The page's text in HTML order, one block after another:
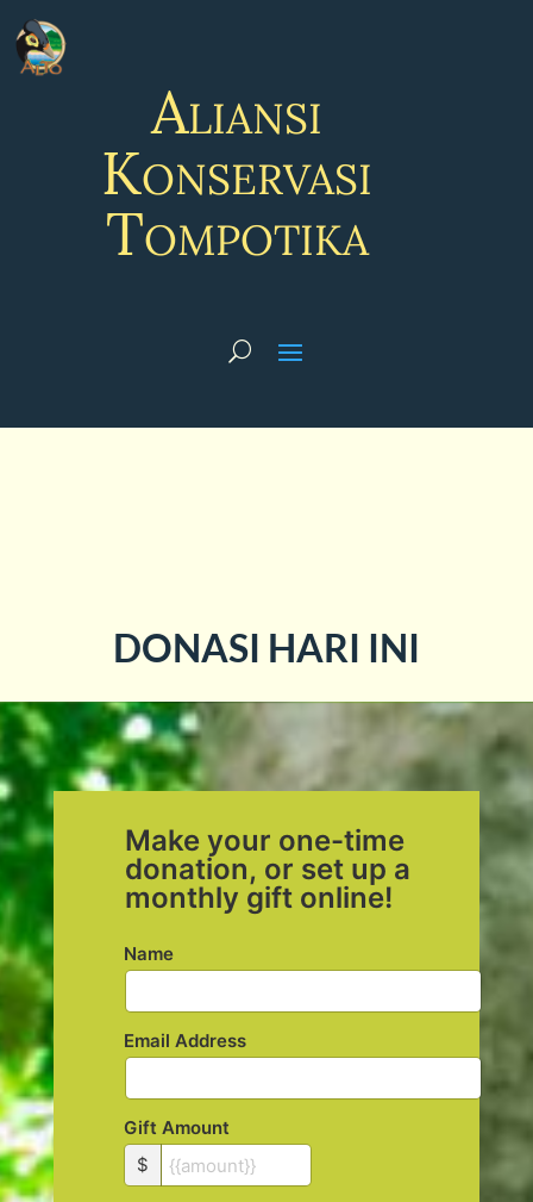
Aliansi
Konservasi
Tompotika
DONASI HARI INI
Make your one-time
donation, or set up a
monthly gift online!
Name
Email Address
Gift Amount
$